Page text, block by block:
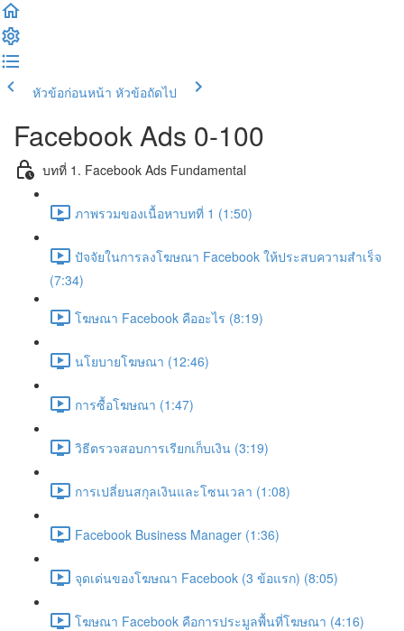
หัวข้อก่อนหน้า หัวข้อถัดไป
Facebook Ads 0-100
บทที่ 1. Facebook Ads Fundamental
ภาพรวมของเนื้อหาบทที่ 1 (1:50)
ปัจจัยในการลงโฆษณา Facebook ให้ประสบความสำเร็จ
(7:34)
โฆษณา Facebook คืออะไร (8:19)
นโยบายโฆษณา (12:46)
การซื้อโฆษณา (1:47)
วิธีตรวจสอบการเรียกเก็บเงิน (3:19)
การเปลี่ยนสกุลเงินและโซนเวลา (1:08)
Facebook Business Manager (1:36)
จุดเด่นของโฆษณา Facebook (3 ข้อแรก) (8:05)
โฆษณา Facebook คือการประมูลพื้นที่โฆษณา (4:16)